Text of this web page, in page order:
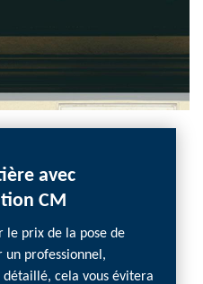
avec
CM
le prix de la pose de
un professionnel,
cela vous évitera